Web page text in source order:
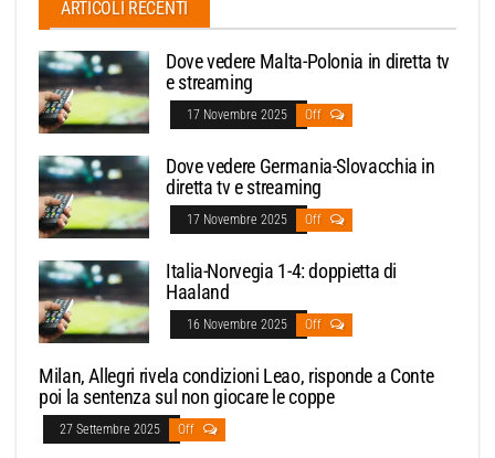
ARTICOLI RECENTI
Dove vedere Malta-Polonia in diretta tv
e streaming
17 Novembre 2025 Off
Dove vedere Germania-Slovacchia in
diretta tv e streaming
17 Novembre 2025 Off
Italia-Norvegia 1-4: doppietta di
Haaland
16 Novembre 2025 Off
Milan, Allegri rivela condizioni Leao, risponde a Conte
poi la sentenza sul non giocare le coppe
27 Settembre 2025 Off